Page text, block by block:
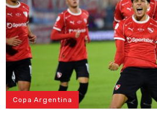
Copa Argentina